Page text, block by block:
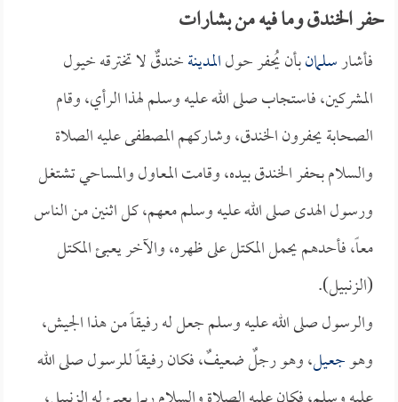
حفر الخندق وما فيه من بشارات
فأشارسلمانبأن يُحفر حولالمدينةخندقٌ لا تخترقه خيول
المشركين، فاستجاب صلى الله عليه وسلم لهذا الرأي، وقام
الصحابة يحفرون الخندق، وشاركهم المصطفى عليه الصلاة
والسلام بحفر الخندق بيده، وقامت المعاول والمساحي تشتغل
ورسول الهدى صلى الله عليه وسلم معهم، كل اثنين من الناس
معاً، فأحدهم يحمل المكتل على ظهره، والآخر يعبئ المكتل
(الزنبيل).
والرسول صلى الله عليه وسلم جعل له رفيقاً من هذا الجيش،
وهوجعيل، وهو رجلٌ ضعيفٌ، فكان رفيقاً للرسول صلى الله